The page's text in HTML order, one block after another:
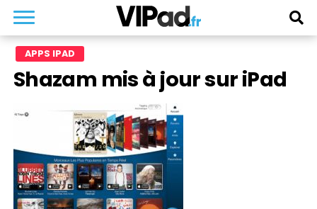
APPS IPAD
Shazam mis à jour sur iPad